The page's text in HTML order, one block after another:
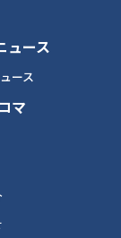
ュース
ース
マ